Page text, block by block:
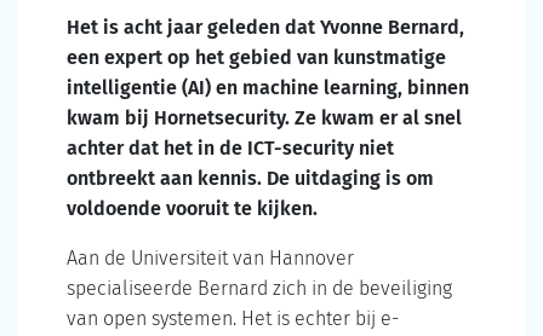
Het is acht jaar geleden dat Yvonne Bernard,
een expert op het gebied van kunstmatige
intelligentie (AI) en machine learning, binnen
kwam bij Hornetsecurity. Ze kwam er al snel
achter dat het in de ICT-security niet
ontbreekt aan kennis. De uitdaging is om
voldoende vooruit te kijken.
Aan de Universiteit van Hannover
specialiseerde Bernard zich in de beveiliging
van open systemen. Het is echter bij e-